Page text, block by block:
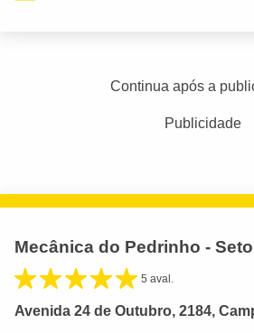
Continua após a
Publicidade
Mecânica do Pedrinho -
5 aval.
Avenida 24 de Outubro, 2184,